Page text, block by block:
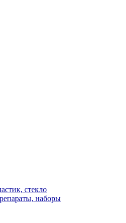
стекло
наборы